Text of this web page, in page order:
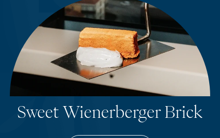
Sweet Wienerberger Brick